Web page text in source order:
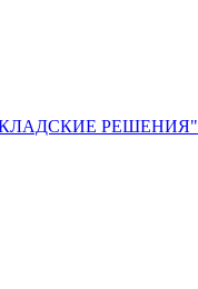
РЕШЕНИЯ"